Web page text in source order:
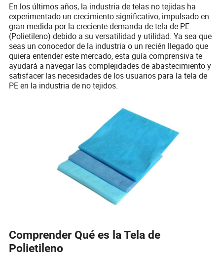
En los últimos años, la industria de telas no tejidas ha
experimentado un crecimiento significativo, impulsado en
gran medida por la creciente demanda de tela de PE
(Polietileno) debido a su versatilidad y utilidad. Ya sea que
seas un conocedor de la industria o un recién llegado que
quiera entender este mercado, esta guía comprensiva te
ayudará a navegar las complejidades de abastecimiento y
satisfacer las necesidades de los usuarios para la tela de
PE en la industria de no tejidos.
Comprender Qué es la Tela de
Polietileno